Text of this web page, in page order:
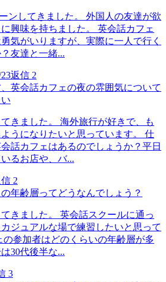
ンしてきました。 外国人の友達が欲
興味を持ちました。 英会話カフェ
気がいりますが、実際に一人で行く
友達と一緒...
返信 2
英会話カフェの夜の雰囲気について
きました。 海外旅行が好きで、も
うになりたいと思っています。 仕
話カフェはあるのでしょうか？平日
るお店や、バ...
2
年齢層ってどうなんでしょう？
きました。 英会話スクールに通っ
ジュアルな場で練習したいと思って
の参加者はどのくらいの年齢層が多
30代後半な...
3